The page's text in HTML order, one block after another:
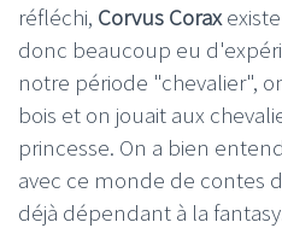
réfléchi, Corvus Corax
donc beaucoup eu
notre période "chevalier",
bois et on jouait aux
princesse. On a bien
avec ce monde de contes
déjà dépendant à la